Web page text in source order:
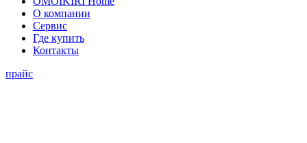
О компании
Сервис
Где купить
Контакты
прайс